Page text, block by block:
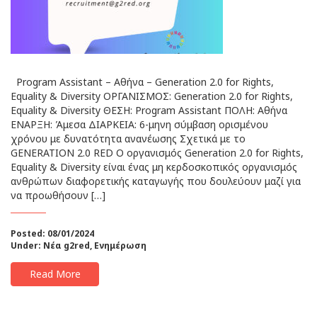
Program Assistant – Αθήνα – Generation 2.0 for Rights,
Equality & Diversity ΟΡΓΑΝΙΣΜΟΣ: Generation 2.0 for Rights,
Equality & Diversity ΘΕΣΗ: Program Assistant ΠΟΛΗ: Αθήνα
ΕΝΑΡΞΗ: Άμεσα ΔΙΑΡΚΕΙΑ: 6-μηνη σύμβαση ορισμένου
χρόνου με δυνατότητα ανανέωσης Σχετικά με το
GENERATION 2.0 RED Ο οργανισμός Generation 2.0 for Rights,
Equality & Diversity είναι ένας μη κερδοσκοπικός οργανισμός
ανθρώπων διαφορετικής καταγωγής που δουλεύουν μαζί για
να προωθήσουν […]
Posted: 08/01/2024
Under: Νέα g2red, Ενημέρωση
Read More